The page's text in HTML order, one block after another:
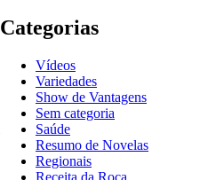
Categorias
Vídeos
Variedades
Show de Vantagens
Sem categoria
Saúde
Resumo de Novelas
Regionais
Receita da Roça